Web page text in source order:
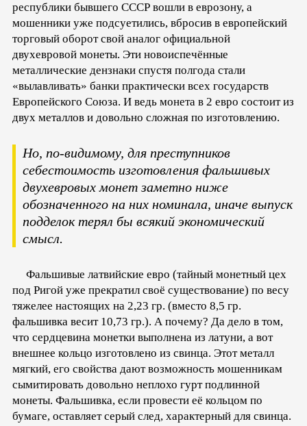
республики бывшего СССР вошли в еврозону, а
мошенники уже подсуетились, вбросив в европейский
торговый оборот свой аналог официальной
двухевровой монеты. Эти новоиспечённые
металлические дензнаки спустя полгода стали
«вылавливать» банки практически всех государств
Европейского Союза. И ведь монета в 2 евро состоит из
двух металлов и довольно сложная по изготовлению.
Но, по-видимому, для преступников
себестоимость изготовления фальшивых
двухевровых монет заметно ниже
обозначенного на них номинала, иначе выпуск
подделок терял бы всякий экономический
смысл.
Фальшивые латвийские евро (тайный монетный цех
под Ригой уже прекратил своё существование) по весу
тяжелее настоящих на 2,23 гр. (вместо 8,5 гр.
фальшивка весит 10,73 гр.). А почему? Да дело в том,
что сердцевина монетки выполнена из латуни, а вот
внешнее кольцо изготовлено из свинца. Этот металл
мягкий, его свойства дают возможность мошенникам
сымитировать довольно неплохо гурт подлинной
монеты. Фальшивка, если провести её кольцом по
бумаге, оставляет серый след, характерный для свинца.